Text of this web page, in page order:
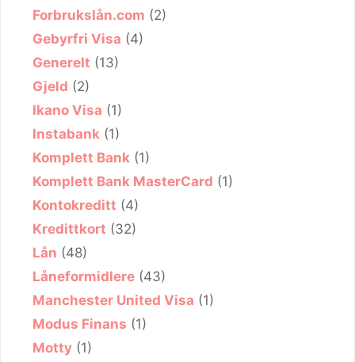
Forbrukslån.com (2)
Gebyrfri Visa (4)
Generelt (13)
Gjeld (2)
Ikano Visa (1)
Instabank (1)
Komplett Bank (1)
Komplett Bank MasterCard (1)
Kontokreditt (4)
Kredittkort (32)
Lån (48)
Låneformidlere (43)
Manchester United Visa (1)
Modus Finans (1)
Motty (1)